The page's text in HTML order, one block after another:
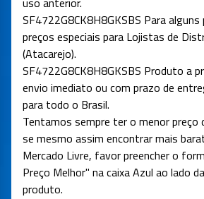
SF4722G8CK8H8GKSBS Para
preços especiais para Lojistas de
(Atacarejo).
SF4722G8CK8H8GKSBS Produto a
envio imediato ou com prazo de
para todo o Brasil.
Tentamos sempre ter o menor preço
se mesmo assim encontrar mais
Mercado Livre, favor preencher o
Preço Melhor" na caixa Azul ao lado
produto.